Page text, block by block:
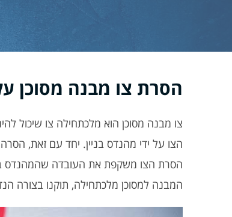
הסרת צו מבנה מסוכן
צו מבנה מסוכן הוא מלכתחילה צו שיכול
הצו על ידי מהנדס בניין. יחד עם זאת,
הסרת הצו משקפת את העובדה שהמהנדס
המבנה למסוכן מלכתחילה, תוקנו בצורה